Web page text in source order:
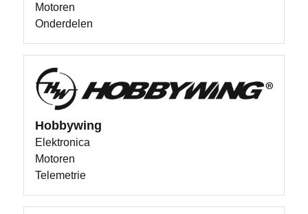
Motoren
Onderdelen
Hobbywing
Elektronica
Motoren
Telemetrie